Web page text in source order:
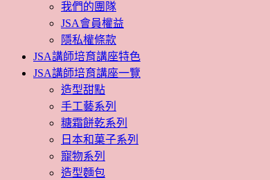
我們的團隊
JSA會員權益
隱私權條款
JSA講師培育講座特色
JSA講師培育講座一覽
造型甜點
手工藝系列
糖霜餅乾系列
日本和菓子系列
寵物系列
造型麵包